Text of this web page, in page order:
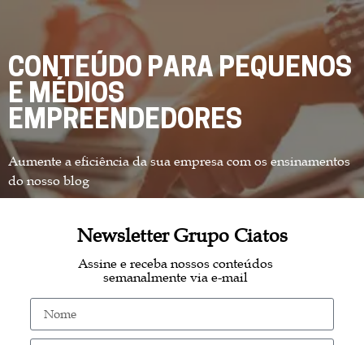
CONTEÚDO PARA PEQUENOS
E MÉDIOS
EMPREENDEDORES
Aumente a eficiência da sua empresa com os ensinamentos
do nosso blog
Newsletter Grupo Ciatos
Assine e receba nossos conteúdos
semanalmente via e-mail